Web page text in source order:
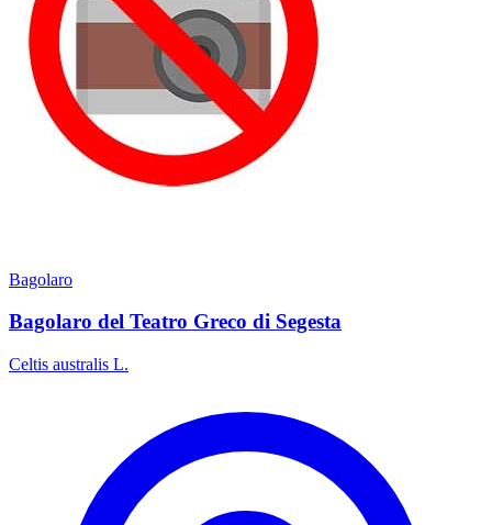
Bagolaro
Bagolaro del Teatro Greco di Segesta
Celtis australis L.